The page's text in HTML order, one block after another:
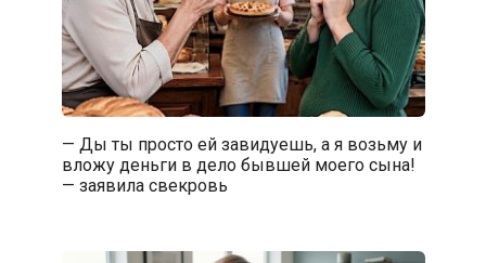
— Ды ты просто ей завидуешь, а я возьму и
вложу деньги в дело бывшей моего сына!
— заявила свекровь